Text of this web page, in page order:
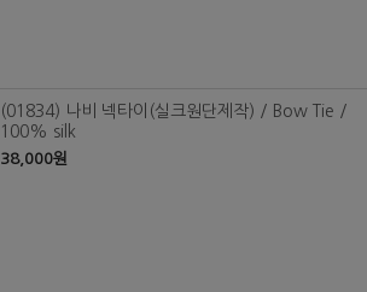
(01834) 나비 넥타이(실크원단제작) / Bow Tie /
100% silk
38,000원